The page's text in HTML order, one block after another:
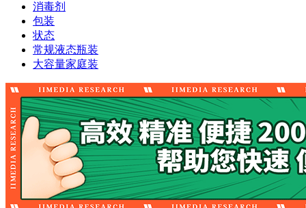
消毒剂
包装
状态
常规液态瓶装
大容量家庭装